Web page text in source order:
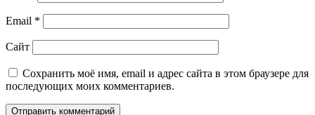
Email *
Сайт
Сохранить моё имя, email и адрес сайта в этом браузере для
последующих моих комментариев.